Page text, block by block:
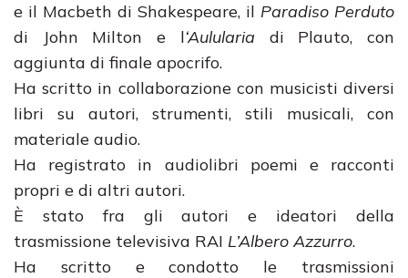
e il Macbeth di Shakespeare, il Paradiso Perduto
di John Milton e l‘Aululariadi Plauto, con
aggiunta di finale apocrifo.
Ha scritto in collaborazione con musicisti diversi
libri su autori, strumenti, stili musicali, con
materiale audio.
Ha registrato in audiolibri poemi e racconti
propri e di altri autori.
È stato fra gli autori e ideatori della
trasmissione televisiva RAI L’Albero Azzurro.
Ha scritto e condotto le trasmissioni